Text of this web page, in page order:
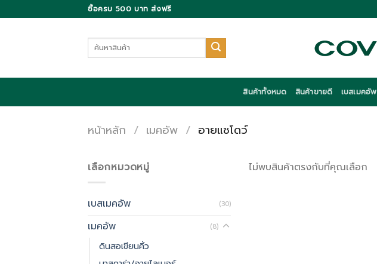
to
ซื้อครบ 500 บาท ส่งฟรี
ค้นหา:
สินค้าทั้งหมด สินค้าขายดี เบสเมคอัพ
หน้าหลัก / เมคอัพ / อายแชโดว์
เลือกหมวดหมู่
เบสเมคอัพ (30)
เมคอัพ (8)
ดินสอเขียนคิ้ว
ไม่พบสินค้าตรงกับที่คุณเลือก